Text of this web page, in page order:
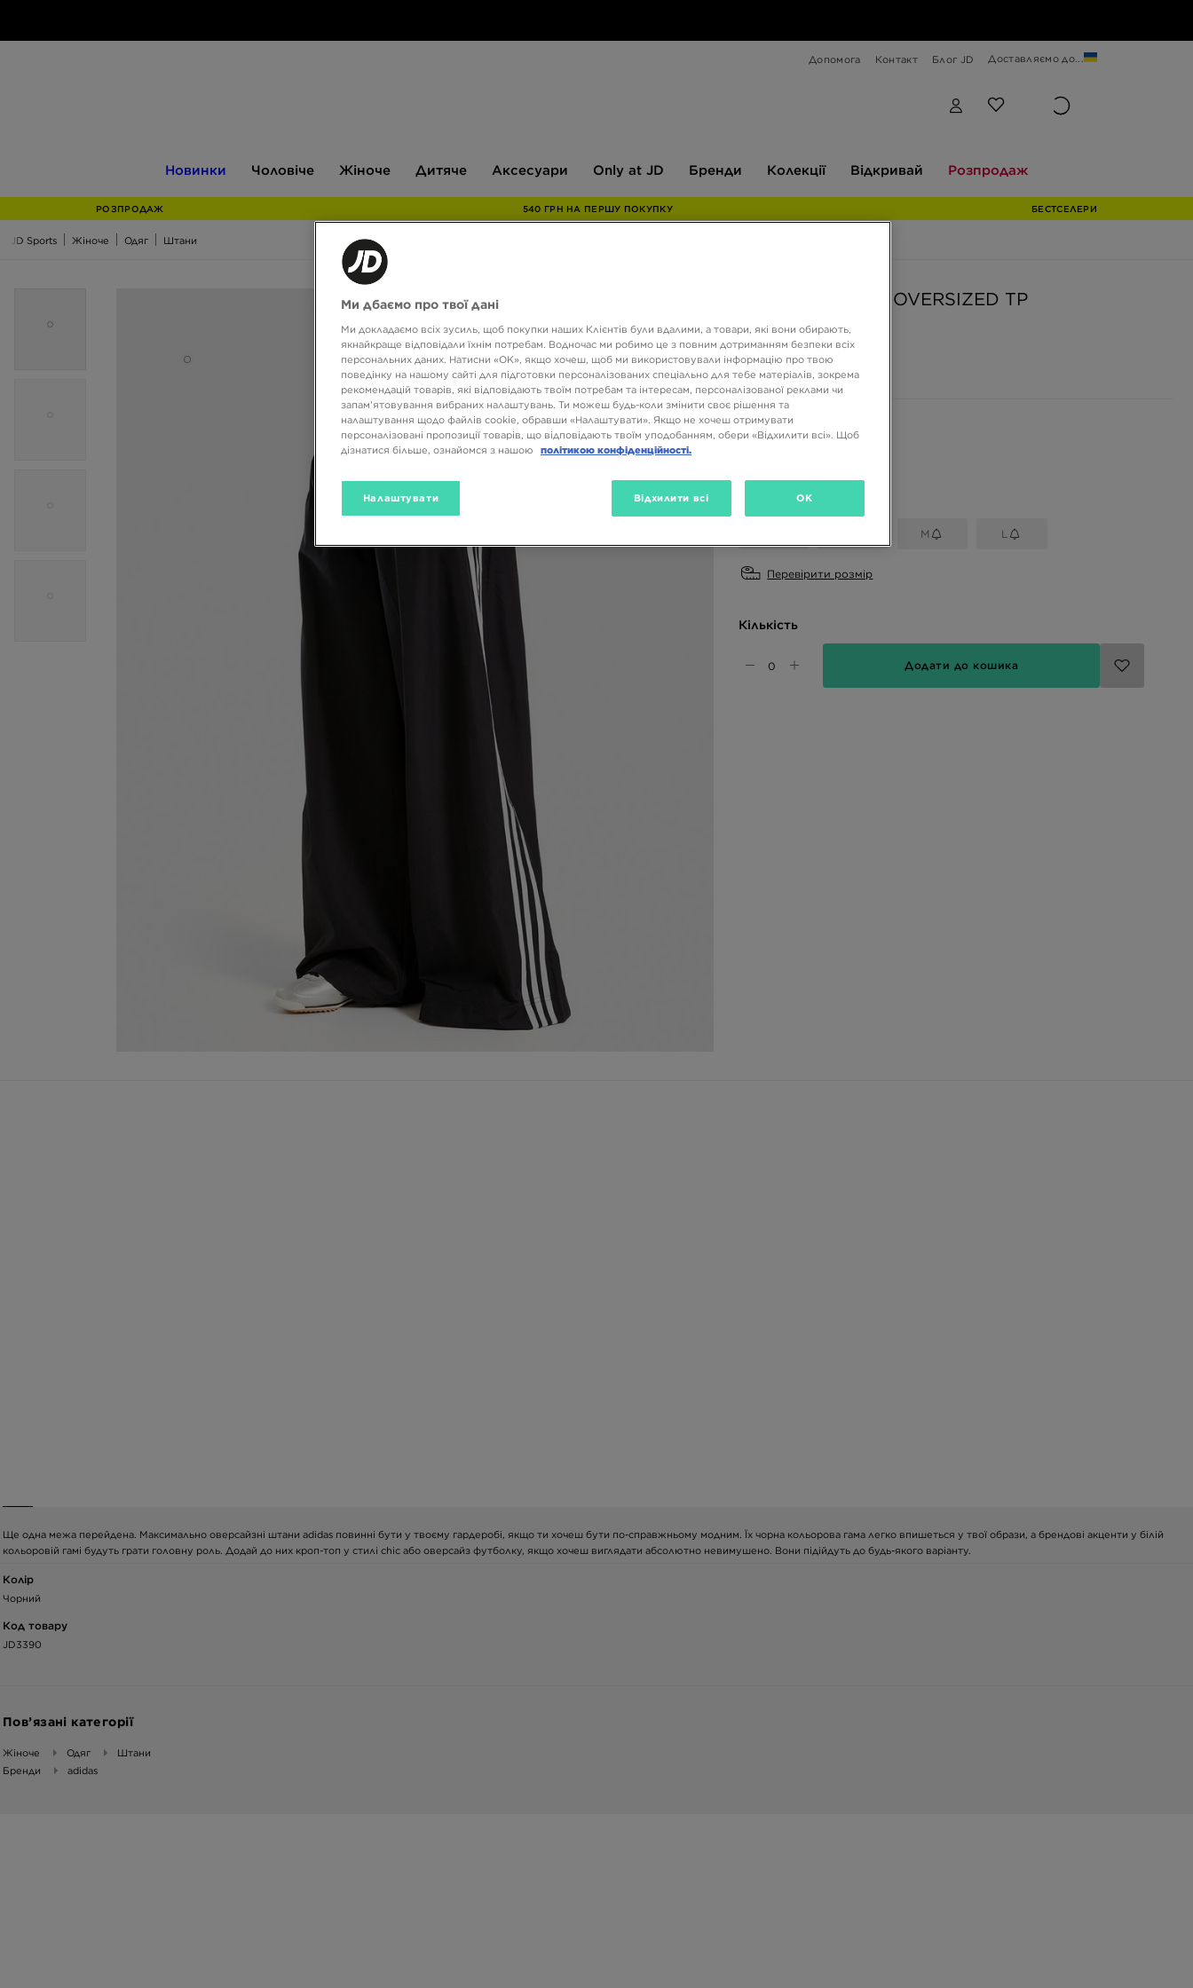
Допомога Контакт Блог JD Доставляємо до...
Новинки Чоловіче Жіноче Дитяче Аксесуари
JD
Only at JD Бренди Колекції Відкривай Розпродаж
РОЗПРОДАЖ 540 ГРН НА ПЕРШУ ПОКУПКУ БЕСТСЕЛЕРИ
JD Sports Жіноче Одяг Штани
ADIDAS ШТАНИ OVERSIZED TP
2899 ГРН
Доступні кольори
Вибери розмір
M L
Перевірити розмір
Кількість
Додати до кошика
Ще одна межа перейдена. Максимально оверсайзні штани adidas повинні бути у твоєму гардеробі, якщо ти хочеш бути по-справжньому модним. Їх чорна кольорова гама легко впишеться у твої образи, а брендові акценти у білій
кольоровій гамі будуть грати головну роль. Додай до них кроп-топ у стилі chic або оверсайз футболку, якщо хочеш виглядати абсолютно невимушено. Вони підійдуть до будь-якого варіанту.
Колір
Чорний
Код товару
JD3390
Пов’язані категорії
Жіноче Одяг
Штани
Бренди
adidas
Ми дбаємо про твої дані
Ми докладаємо всіх зусиль, щоб покупки наших Клієнтів були вдалими, а товари, які вони обирають,
якнайкраще відповідали їхнім потребам. Водночас ми робимо це з повним дотриманням безпеки всіх
персональних даних. Натисни «OK», якщо хочеш, щоб ми використовували інформацію про твою
поведінку на нашому сайті для підготовки персоналізованих спеціально для тебе матеріалів, зокрема
рекомендацій товарів, які відповідають твоїм потребам та інтересам, персоналізованої реклами чи
запам’ятовування вибраних налаштувань. Ти можеш будь-коли змінити своє рішення та
налаштування щодо файлів cookie, обравши «Налаштувати». Якщо не хочеш отримувати
персоналізовані пропозиції товарів, що відповідають твоїм уподобанням, обери «Відхилити всі». Щоб
дізнатися більше, ознайомся з нашою
політикою конфіденційності.
Налаштувати Відхилити всі OK